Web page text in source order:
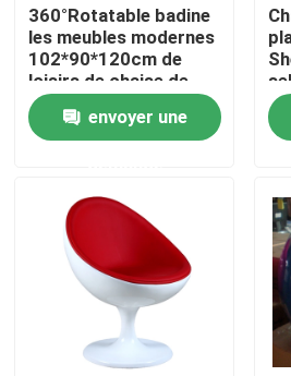
Maison
Au sujet de nous
Visite d'usine
360°Rotatable badine
les meubles modernes
102*90*120cm de
loisirs de chaise de
boule
envoyer une